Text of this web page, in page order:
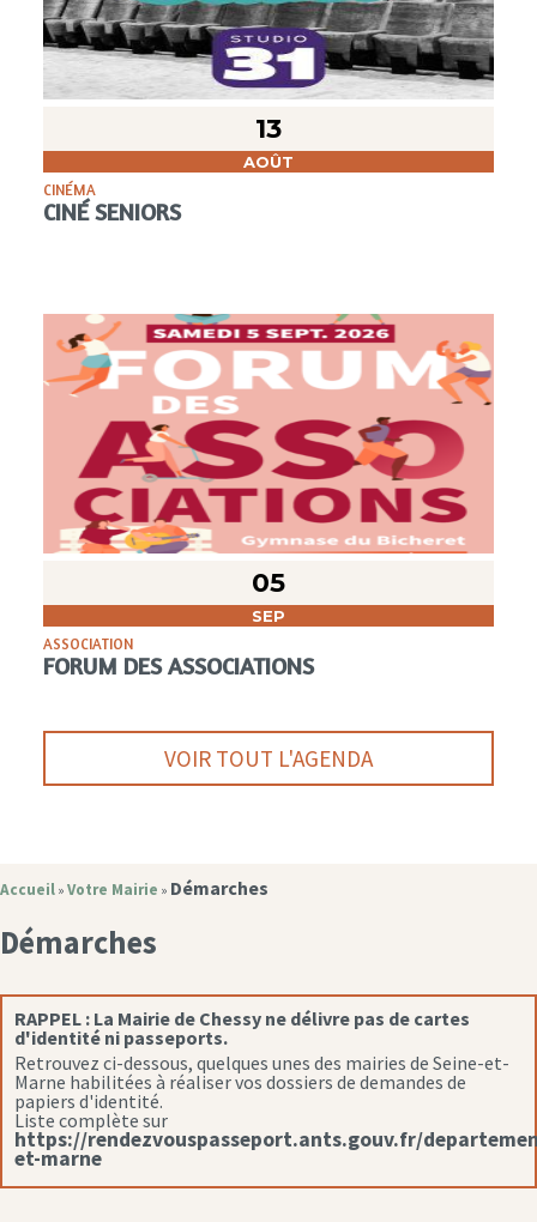
13
AOÛT
CINÉMA
CINÉ SENIORS
05
SEP
ASSOCIATION
FORUM DES ASSOCIATIONS
VOIR TOUT L'AGENDA
Accueil » Votre Mairie » Démarches
Démarches
RAPPEL : La Mairie de Chessy ne délivre pas de cartes
d'identité ni passeports.
Retrouvez ci-dessous, quelques unes des mairies de Seine-et-
Marne habilitées à réaliser vos dossiers de demandes de
papiers d'identité.
Liste complète sur
https://rendezvouspasseport.ants.gouv.fr/
et-marne